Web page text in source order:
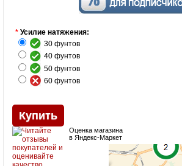
* Усилие натяжения:
30 фунтов
40 фунтов
50 фунтов
60 фунтов
Оценка магазина
в Яндекс-Маркет